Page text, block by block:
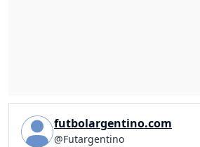
futbolargentino.com
@Futargentino